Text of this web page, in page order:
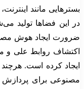
بسترهایی مانند
در این فضاها تولید
ضرورت ایجاد هوش
اکتشاف روابط علی و
ایجاد کرده است.
مصنوعی برای پردازش